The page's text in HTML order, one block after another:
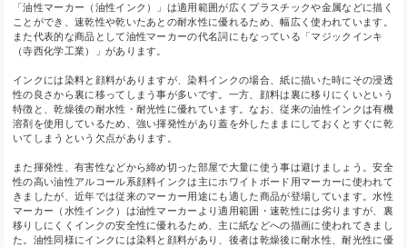
「油性マーカー（油性インク）」は適用範囲が広くプラスチックや金属などに描く
ことができ、速乾性や乾いたあとの耐水性に優れるため、幅広く使われています。
また代表的な商品として油性マーカーの代名詞にもなっている「マジックインキ
（寺西化学工業）」があります。
インクには染料と顔料がありますが、染料インクの場合、紙に描いた時にその浸透
性の良さから裏に移ってしまう事が多いです。一方、顔料は裏に移りにくいという
特徴と、乾燥後の耐水性・耐光性に優れています。なお、従来の油性インクは有機
溶剤を使用しているため、強い揮発性があり蓋を外したままにしておくとすぐに乾
いてしまうという欠点があります。
また揮発性、有害性などから締め切った部屋で大量に使う事は避けましょう。安全
性の高い油性アルコール系顔料インクは主にホワイトボード用マーカーに使われて
きましたが、近年では従来のマーカー用途にも適した商品が登場しています。水性
マーカー（水性インク）は油性マーカーより適用範囲・速乾性には劣りますが、裏
移りしにくくインクの安全性に優れるため、主に紙などへの描画に使われてきまし
た。油性同様にインクには染料と顔料があり、後者は乾燥後に耐水性、耐光性に優